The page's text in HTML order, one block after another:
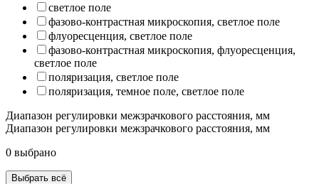
светлое поле
фазово-контрастная микроскопия, светлое поле
флуоресценция, светлое поле
фазово-контрастная микроскопия, флуоресценция,
светлое поле
поляризация, светлое поле
поляризация, темное поле, светлое поле
Диапазон регулировки межзрачкового расстояния, мм
Диапазон регулировки межзрачкового расстояния, мм
0 выбрано
Выбрать всё